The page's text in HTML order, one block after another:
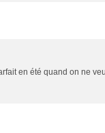
en été quand on ne